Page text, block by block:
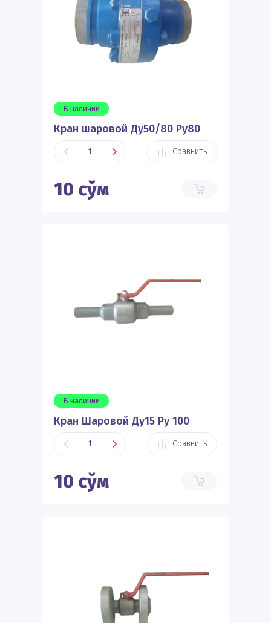
В наличии
Кран шаровой Ду50/80 Ру80
Сравнить
10 сўм
В наличии
Кран Шаровой Ду15 Ру 100
Сравнить
10 сўм